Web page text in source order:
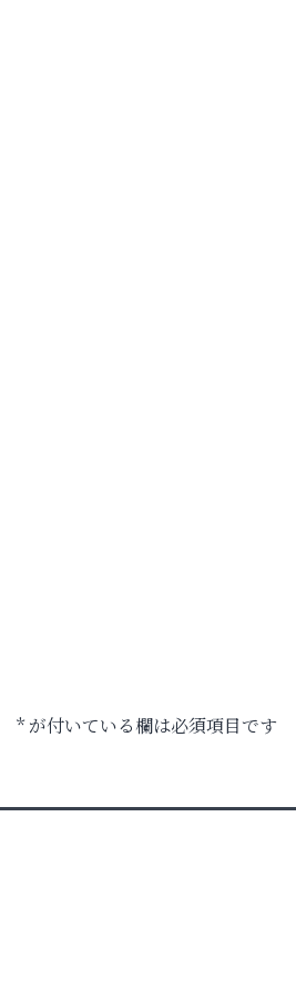
*が付いている欄は必須項目です